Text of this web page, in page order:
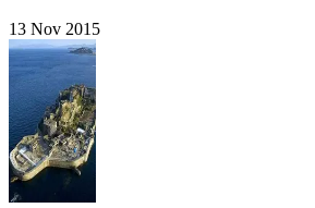
13 Nov 2015